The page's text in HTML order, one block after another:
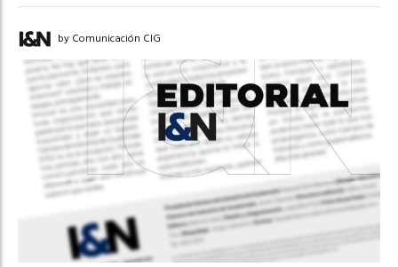
by Comunicación CIG